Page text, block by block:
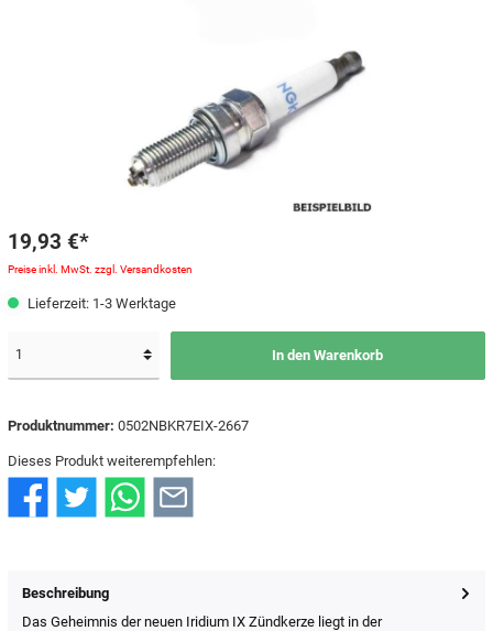
19,93 €*
Preise inkl. MwSt. zzgl. Versandkosten
Lieferzeit: 1-3 Werktage
In den Warenkorb
Produktnummer: 0502NBKR7EIX-2667
Dieses Produkt weiterempfehlen:
Beschreibung
Das Geheimnis der neuen Iridium IX Zündkerze liegt in der